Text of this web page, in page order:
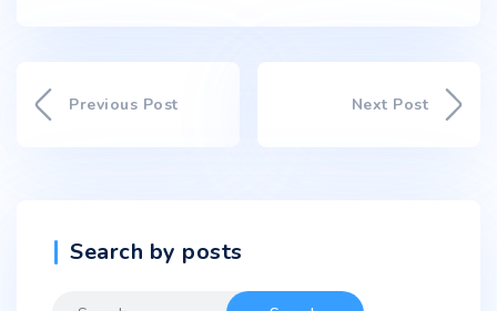
Previous Post Next Post
Search by posts
Search